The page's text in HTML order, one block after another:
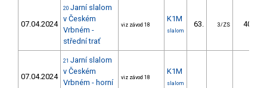
07.04.2024
20 Jarní slalom
v Českém
Vrbném -
střední trať
viz závod 18
K1M
slalom
63. 3/ZS 40.55
07.04.2024
21 Jarní slalom
v Českém
Vrbném - horní
viz závod 18
K1M
slalom